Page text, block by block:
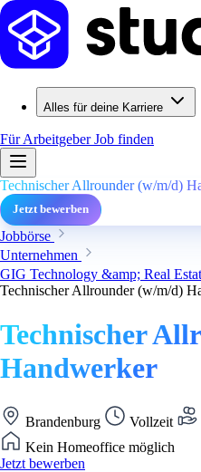
Alles für deine Karriere
Für ArbeitgeberJob finden
Technischer Allrounder (w/m/d)
Jetzt bewerben
Jobbörse
Unternehmen
GIG Technology &amp; Real
Technischer Allrounder (w/m/d)
Technischer
Handwerker
Brandenburg Vollzeit
Kein Homeoffice möglich
Jetzt bewerben